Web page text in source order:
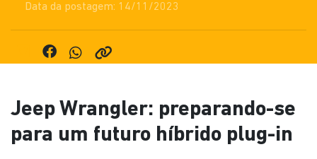
Data da postagem: 14/11/2023
Jeep Wrangler: preparando-se
para um futuro híbrido plug-in